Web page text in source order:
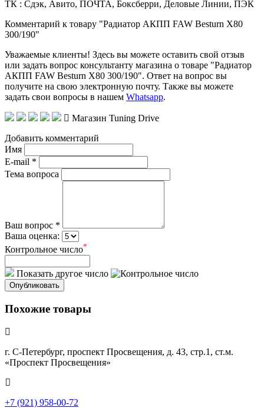
ТК : Сдэк, Авито, ПОЧТА, Боксберри, Деловые Линии, ПЭК
Комментарий к товару "Радиатор АКПП FAW Besturn X80
300/190"
Уважаемые клиенты! Здесь вы можете оставить свой отзыв
или задать вопрос консультанту магазина о товаре "Радиатор
АКПП FAW Besturn X80 300/190". Ответ на вопрос вы
получите на свою электронную почту. Также вы можете
задать свои вопросы в нашем Whatsapp.
Магазин Tuning Drive
Добавить комментарий
Имя
E-mail *
Тема вопроса
Ваш вопрос *
Ваша оценка:
Контрольное число*
Показать другое число
Опубликовать
Похожие товары
г. С-Петербург, проспект Просвещения, д. 43, стр.1, ст.м.
«Проспект Просвещения»
+7 (921) 958-00-72